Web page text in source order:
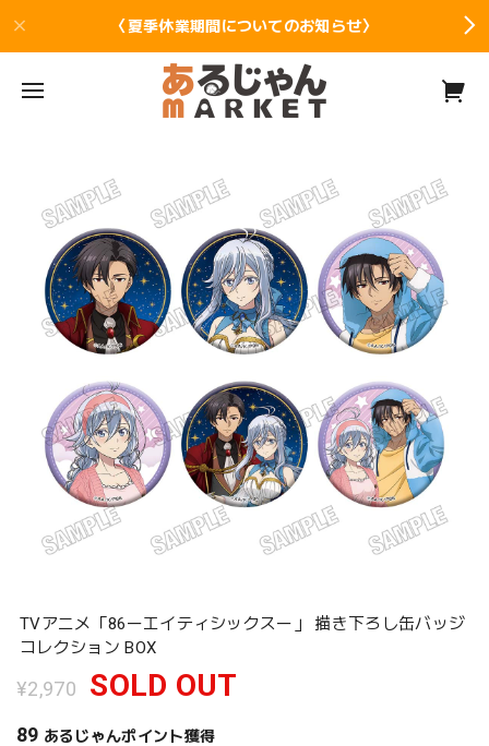
〈夏季休業期間についてのお知らせ〉
TVアニメ「86ーエイティシックスー」 描き下ろし缶バッジ
コレクション BOX
¥2,970 SOLD OUT
89 あるじゃんポイント獲得